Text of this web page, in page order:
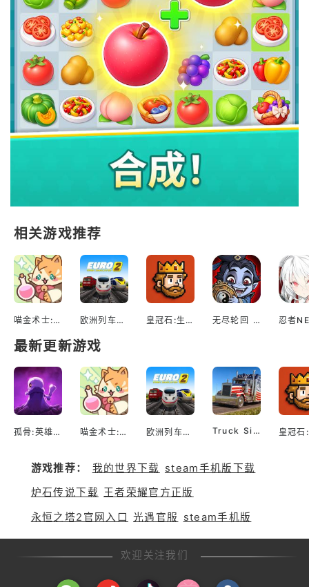
相关游戏推荐
喵金术士:猫咪合并大亨 欧洲列车模拟2 皇冠石:生存 无尽轮回 鬼域摸金
最新更新游戏
孤骨:英雄杀手 喵金术士:猫咪合并大亨 欧洲列车模拟2 Truck Simulator EVO: Drive USA
游戏推荐： 我的世界下载 steam手机版下载
炉石传说下载 王者荣耀官方正版
永恒之塔2官网入口 光遇官服 steam手机版
欢迎关注我们